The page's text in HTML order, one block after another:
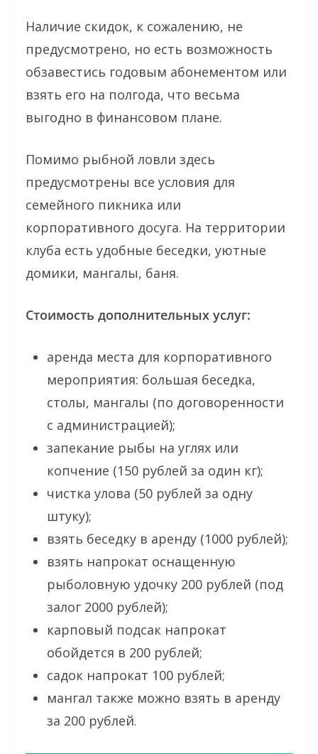
Наличие скидок, к сожалению, не
предусмотрено, но есть возможность
обзавестись годовым абонементом или
взять его на полгода, что весьма
выгодно в финансовом плане.
Помимо рыбной ловли здесь
предусмотрены все условия для
семейного пикника или
корпоративного досуга. На территории
клуба есть удобные беседки, уютные
домики, мангалы, баня.
Стоимость дополнительных услуг:
аренда места для корпоративного
мероприятия: большая беседка,
столы, мангалы (по договоренности
с администрацией);
запекание рыбы на углях или
копчение (150 рублей за один кг);
чистка улова (50 рублей за одну
штуку);
взять беседку в аренду (1000 рублей);
взять напрокат оснащенную
рыболовную удочку 200 рублей (под
залог 2000 рублей);
карповый подсак напрокат
обойдется в 200 рублей;
садок напрокат 100 рублей;
мангал также можно взять в аренду
за 200 рублей.